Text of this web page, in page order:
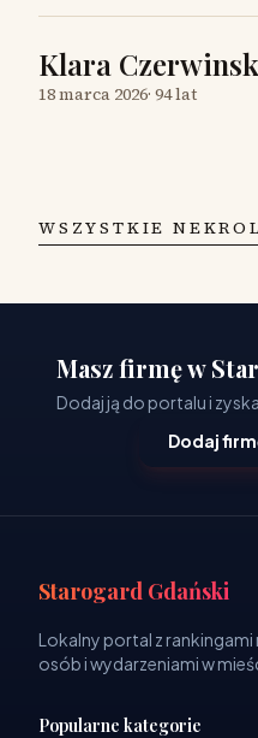
Klara
18 marca 2026· 94 lat
WSZYSTKIE
Masz firmę w
Dodaj ją do portalu i
Dodaj
Starogard Gdański
Lokalny portal z
osób i wydarzeniami w
Popularne kategorie